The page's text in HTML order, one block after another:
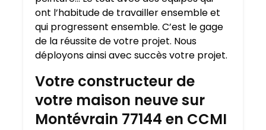
ont l’habitude de travailler ensemble et
qui progressent ensemble. C’est le gage
de la réussite de votre projet. Nous
déployons ainsi avec succès votre projet.
Votre constructeur de
votre maison neuve sur
Montévrain 77144 en CCMI